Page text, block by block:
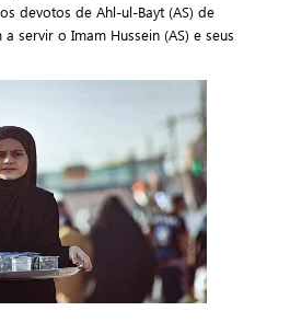
devotos de Ahl-ul-Bayt (AS) de
servir o Imam Hussein (AS) e seus